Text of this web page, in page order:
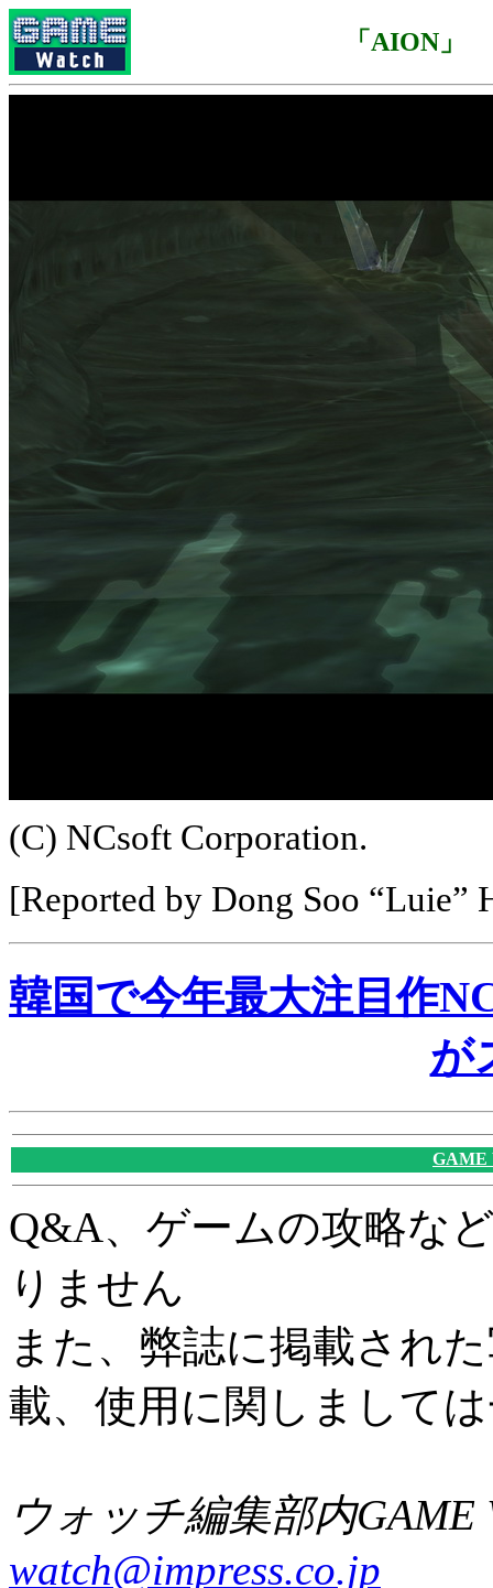
「AION」
(C) NCsoft Corporation.
[Reported by Dong Soo “Luie”
韓国で今年最大注目作
が
GAME
Q&A、ゲームの攻略な
りません
また、弊誌に掲載され
載、使用に関しまして
ウォッチ編集部内GAME
watch@impress.co.jp